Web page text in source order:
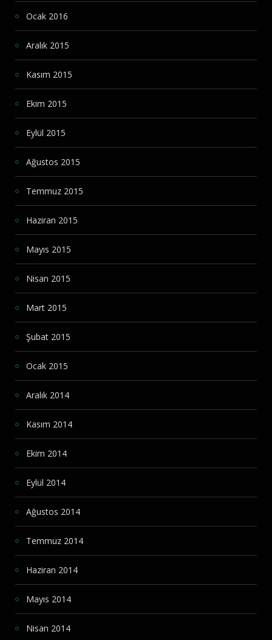
Ocak 2016
Aralık 2015
Kasım 2015
Ekim 2015
Eylül 2015
Ağustos 2015
Temmuz 2015
Haziran 2015
Mayıs 2015
Nisan 2015
Mart 2015
Şubat 2015
Ocak 2015
Aralık 2014
Kasım 2014
Ekim 2014
Eylül 2014
Ağustos 2014
Temmuz 2014
Haziran 2014
Mayıs 2014
Nisan 2014